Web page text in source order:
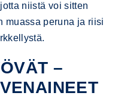
niistä voi sitten
muassa peruna ja riisi
–